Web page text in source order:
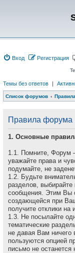
Вход Регистрация
Темы без ответов |
Список форумов
Правила форума
1. Основные
1.1. Помните, Форум
уважайте права и
подумайте, не
1.2. Будьте
разделов,
сообщения. Этим Вы
создающейся при
получите отклики
1.3. Не посылайте
тематические
не давая Вам ничего
пользуются опцией
письмо не